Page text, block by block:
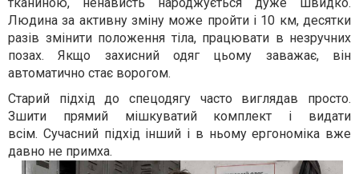
Людина за активну зміну може пройти і 10 км, десятки
разів змінити положення тіла, працювати в незручних
позах. Якщо захисний одяг цьому заважає, він
автоматично стає ворогом.
Старий підхід до спецодягу часто виглядав просто.
Зшити прямий мішкуватий комплект і видати
всім. Сучасний підхід інший і в ньому ергономіка вже
давно не примха.